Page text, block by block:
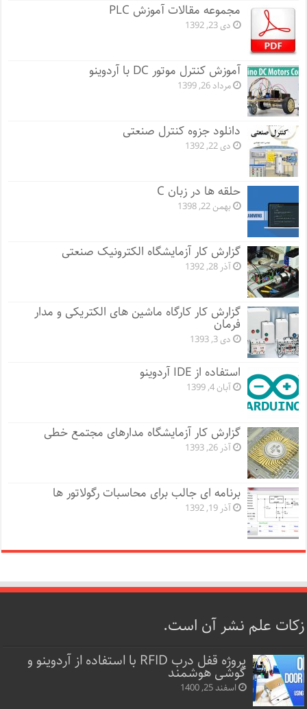
مجموعه مقالات آموزش PLC
دی 23, 1392
آموزش کنترل موتور DC با آردوینو
مرداد 26, 1399
دانلود جزوه کنترل صنعتی
دی 22, 1392
حلقه ها در زبان C
بهمن 22, 1398
گزارش کار آزمایشگاه الکترونیک صنعتی
آذر 28, 1392
گزارش کار کارگاه ماشین های الکتریکی و مدار
فرمان
دی 3, 1393
استفاده از IDE آردوینو
آبان 4, 1399
گزارش کار آزمایشگاه مدارهای مجتمع خطی
آذر 26, 1393
برنامه ای جالب برای محاسبات رگولاتور ها
آذر 19, 1392
زکات علم نشر آن است.
پروژه قفل‌ درب RFID با استفاده از آردوینو و
گوشی هوشمند
اسفند 25, 1400